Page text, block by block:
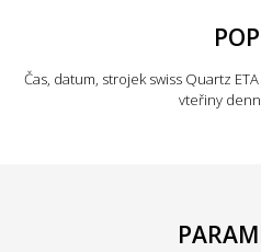
Čas, datum, strojek swiss Quartz
vteřiny